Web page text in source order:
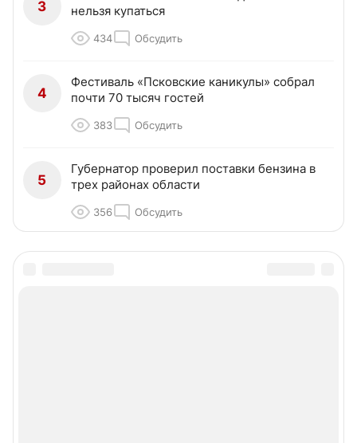
3
нельзя купаться
434 Обсудить
4
Фестиваль «Псковские каникулы» собрал
почти 70 тысяч гостей
383 Обсудить
5
Губернатор проверил поставки бензина в
трех районах области
356 Обсудить